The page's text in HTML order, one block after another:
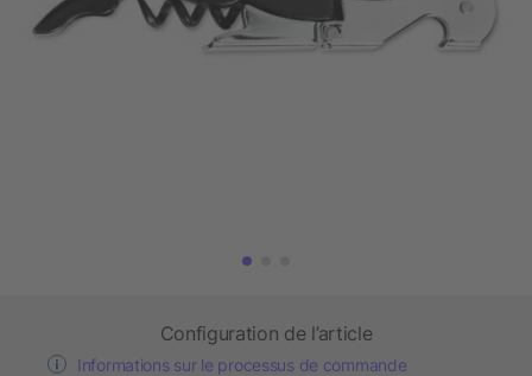
Configuration de l’article
Informations sur le processus de commande